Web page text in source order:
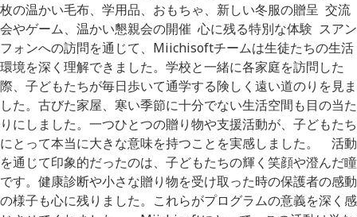
枚の温かい毛布、学用品、おもちゃ、新しい冬服の贈呈 交流
会やゲーム、温かい懇親会の開催 心に残る特別な体験 スアン
フォンへの訪問を通じて、Miichisoftチームは生徒たちの生活
環境を深く理解できました。学校と一緒に各家庭を訪問した
際、子どもたちが毎日歩いて通学する険しく遠い道のりを見ま
した。古びた家屋、寒い季節に十分でない生活空間も目の当た
りにしました。一つひとつの贈り物や支援活動が、子どもたち
にとって本当に大きな意味を持つことを実感しました。 活動
を通じて印象的だったのは、子どもたちの輝く笑顔や澄んだ瞳
です。健康診断や小さな贈り物を受け取った時の保護者の感動
の様子も心に残りました。これらがプログラムの意義を深く感